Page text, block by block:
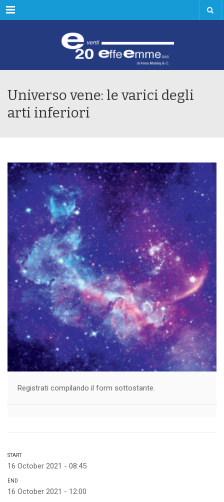
Menu
Universo vene: le varici degli
arti inferiori
Registrati compilando il form sottostante.
START
16 October 2021 - 08:45
END
16 October 2021 - 12:00